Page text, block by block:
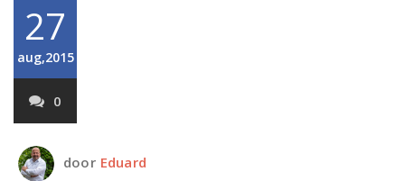
27
aug,2015
0
door Eduard